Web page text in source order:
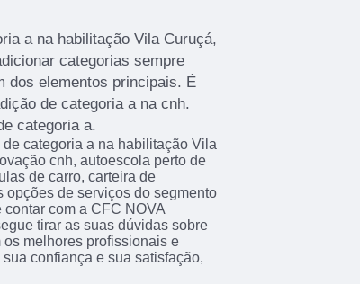
a na habilitação Vila Curuçá,
categorias sempre
dos elementos principais. É
de categoria a na cnh.
categoria a.
categoria a na habilitação Vila
cnh, autoescola perto de
de carro, carteira de
opções de serviços do segmento
com a CFC NOVA
tirar as suas dúvidas sobre
melhores profissionais e
confiança e sua satisfação,